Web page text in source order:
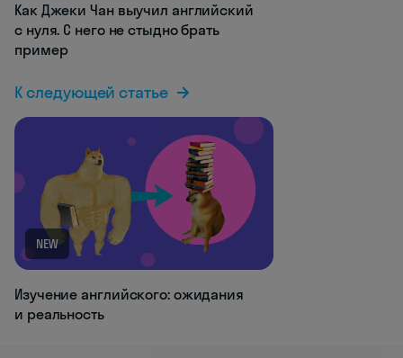
Как Джеки Чан выучил английский
с нуля. С него не стыдно брать
пример
К следующей статье
NEW
Изучение английского: ожидания
и реальность